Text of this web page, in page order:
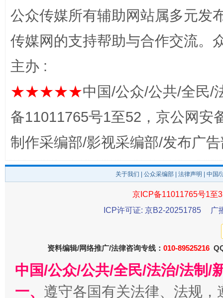
完善运行机制助力责任有效落实 一纸欠
公众传媒所有辅助网站属多元发
传媒网的支持帮助与合作交流。
主办 :
★★★★★中国/公众/公共/全民/
备11011765号1至52，京公网安
制作采编部/影视采编部/发布广
关于我们 公众采编部 法律声明 | 中国
京ICP备11011765号1至
ICP许可证: 京B2-20251785
广
资料编辑/网络推广/法律咨询专线： 010-89525216
中国/公众/公共/全民/法治/法制/
一、 遵守各国有关法律、法规